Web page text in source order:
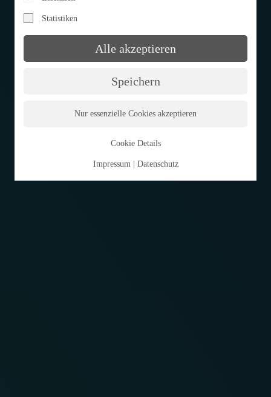
Statistiken
Alle akzeptieren
Speichern
Nur essenzielle Cookies akzeptieren
Cookie Details
Impressum | Datenschutz